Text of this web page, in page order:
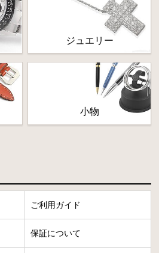
ジュエリー
小物
ご利用ガイド
保証について